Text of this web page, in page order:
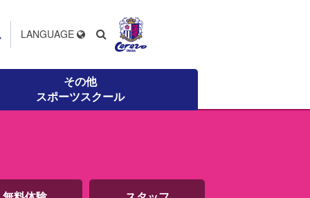
その他
スポーツスクール
LANGUAGE